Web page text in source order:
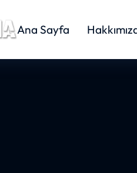
Ana Sayfa